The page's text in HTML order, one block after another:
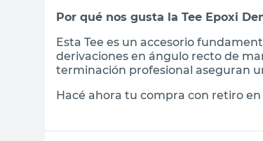
Por qué nos gusta la Tee Epoxi
Esta Tee es un accesorio
derivaciones en ángulo recto de
terminación profesional aseguran
Hacé ahora tu compra con retiro